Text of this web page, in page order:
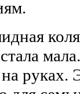
руках.